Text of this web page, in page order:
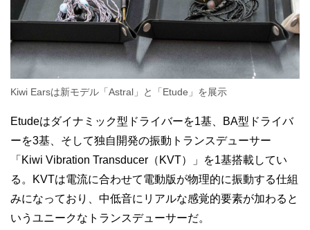
Kiwi Earsは新モデル「Astral」と「Etude」を展示
Etudeはダイナミック型ドライバーを1基、BA型ドライバ
ーを3基、そして独自開発の振動トランスデューサー
「Kiwi Vibration Transducer（KVT）」を1基搭載してい
る。KVTは電流に合わせて電動版が物理的に振動する仕組
みになっており、中低音にリアルな感覚的要素が加わると
いうユニークなトランスデューサーだ。